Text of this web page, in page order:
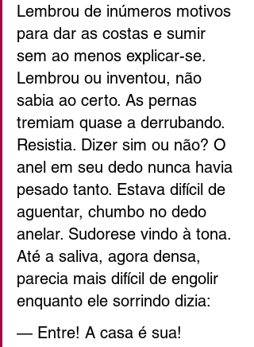
Lembrou de inúmeros motivos
para dar as costas e sumir
sem ao menos explicar-se.
Lembrou ou inventou, não
sabia ao certo. As pernas
tremiam quase a derrubando.
Resistia. Dizer sim ou não? O
anel em seu dedo nunca havia
pesado tanto. Estava difícil de
aguentar, chumbo no dedo
anelar. Sudorese vindo à tona.
Até a saliva, agora densa,
parecia mais difícil de engolir
enquanto ele sorrindo dizia:
— Entre! A casa é sua!